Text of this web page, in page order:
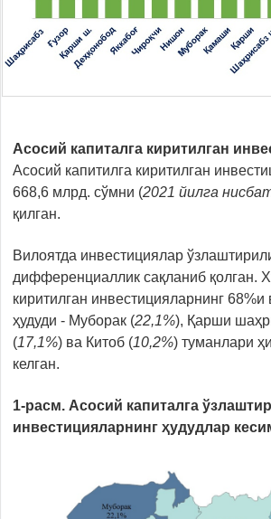
Асосий капиталга киритилган
Асосий капитилга киритилган
668,6 млрд. сўмни (2021 йилга
қилган.
Вилоятда инвестициялар
дифференциаллик сақланиб қолган.
киритилган инвестицияларнинг 68%и
ҳудуди - Муборак (22,1%), Қарши
(17,1%) ва Китоб (10,2%) туманлари
келган.
1-расм. Асосий капиталга
инвестицияларнинг ҳудудлар